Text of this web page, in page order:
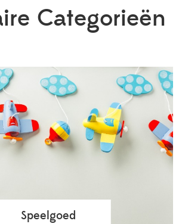
Categorieën
Speelgoed